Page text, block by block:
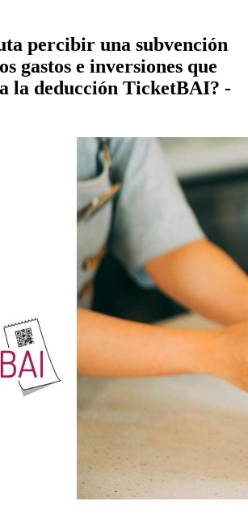
percibir una subvención
gastos e inversiones que
la deducción TicketBAI? -